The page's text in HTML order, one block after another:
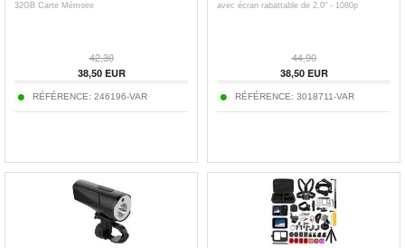
32GB Carte Mémoire
42,30
38,50EUR
RÉFÉRENCE: 246196-VAR
avec écran rabattable de 2.0" - 1080p
44,90
38,50EUR
RÉFÉRENCE: 3018711-VAR